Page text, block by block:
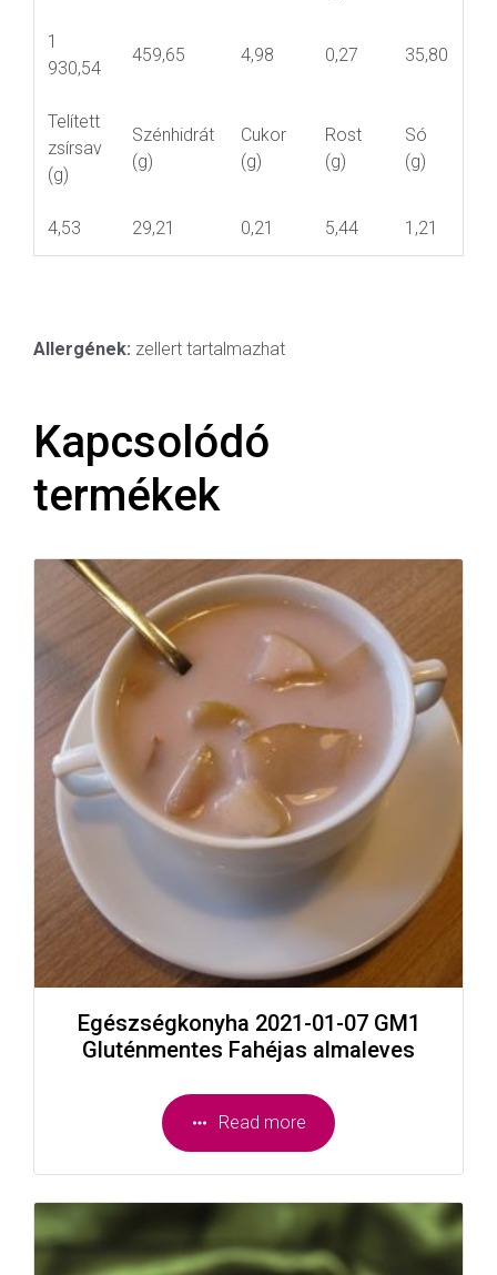
1
930,54
459,65 4,98 0,27 35,80
Telített
zsírsav
(g)
Szénhidrát
(g)
Cukor
(g)
Rost
(g)
Só
(g)
4,53 29,21 0,21 5,44 1,21
Allergének: zellert tartalmazhat
Kapcsolódó
termékek
Egészségkonyha 2021-01-07 GM1
Gluténmentes Fahéjas almaleves
Read more